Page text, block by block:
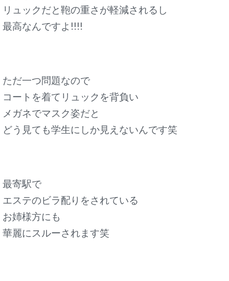
リュックだと鞄の重さが軽減されるし
最高なんですよ!!!!
ただ一つ問題なので
コートを着てリュックを背負い
メガネでマスク姿だと
どう見ても学生にしか見えないんです笑
最寄駅で
エステのビラ配りをされている
お姉様方にも
華麗にスルーされます笑